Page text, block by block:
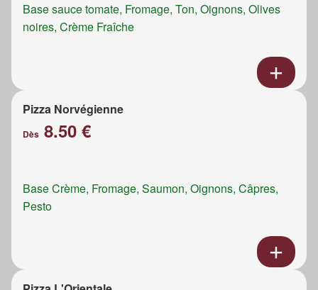
Base sauce tomate, Fromage, Ton, Oignons, Olives
noires, Crème Fraîche
Pizza Norvégienne
Dès 8.50 €
Base Crème, Fromage, Saumon, Oignons, Câpres,
Pesto